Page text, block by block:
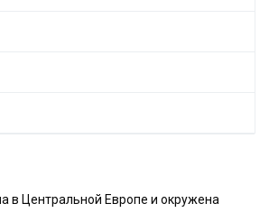
в Центральной Европе и окружена